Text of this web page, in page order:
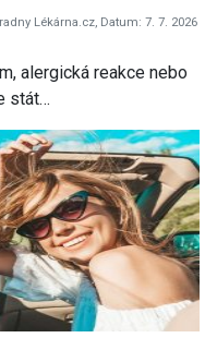
Lékárna.cz, Datum: 7. 7. 2026
alergická reakce nebo
stát…